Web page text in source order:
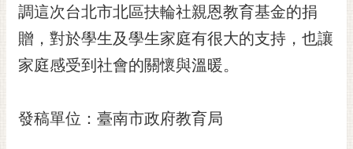
宣
告
市
府
通
位
調這次台北市北區扶輪社親恩教育基金的捐
贈，對於學生及學生家庭有很大的支持，也讓
家庭感受到社會的關懷與溫暖。
發稿單位：臺南市政府教育局